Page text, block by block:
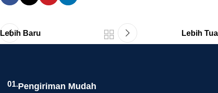
Lebih Baru Lebih Tua
01.Pengiriman Mudah